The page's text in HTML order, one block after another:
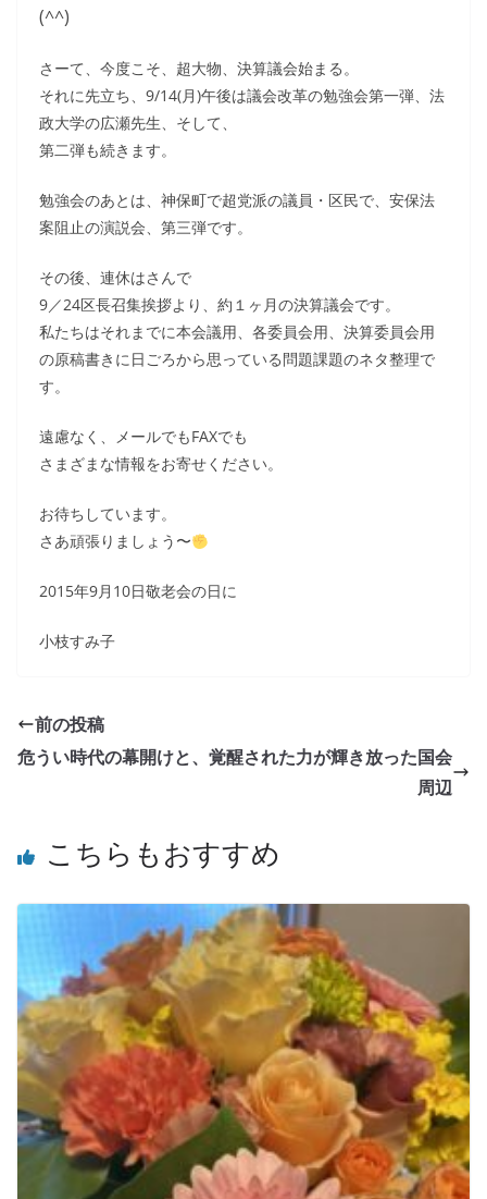
(^^)
さーて、今度こそ、超大物、決算議会始まる。
それに先立ち、9/14(月)午後は議会改革の勉強会第一弾、法
政大学の広瀬先生、そして、
第二弾も続きます。
勉強会のあとは、神保町で超党派の議員・区民で、安保法
案阻止の演説会、第三弾です。
その後、連休はさんで
9／24区長召集挨拶より、約１ヶ月の決算議会です。
私たちはそれまでに本会議用、各委員会用、決算委員会用
の原稿書きに日ごろから思っている問題課題のネタ整理で
す。
遠慮なく、メールでもFAXでも
さまざまな情報をお寄せください。
お待ちしています。
さあ頑張りましょう〜
2015年9月10日敬老会の日に
小枝すみ子
前の投稿
危うい時代の幕開けと、覚醒された力が輝き放った国会
周辺
こちらもおすすめ